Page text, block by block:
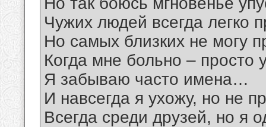
Чужих людей всегда легко
Но самых близких не могу
Когда мне больно – просто
Я забываю часто имена…
И навсегда я ухожу, но не
Всегда среди друзей, но я